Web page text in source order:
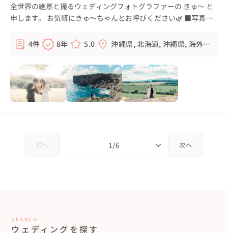
全世界の絶景と撮るウェディングフォトグラファーの きゅ〜 と
申します。 お気軽にきゅ〜ちゃんとお呼びください🌿 ■写真活
でおとぎ話の世界のよ...
4件 8年 5.0
沖縄県, 北海道, 沖縄県, 海外,
前へ 次へ
SEARCH
ウェディングを探す